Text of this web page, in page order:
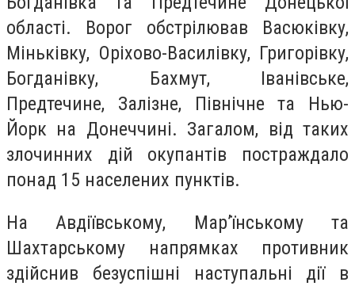
області. Ворог обстрілював Васюківку,
Міньківку, Оріхово-Василівку, Григорівку,
Богданівку, Бахмут, Іванівське,
Предтечине, Залізне, Північне та Нью-
Йорк на Донеччині. Загалом, від таких
злочинних дій окупантів постраждало
понад 15 населених пунктів.
На Авдіївському, Мар’їнському та
Шахтарському напрямках противник
здійснив безуспішні наступальні дії в